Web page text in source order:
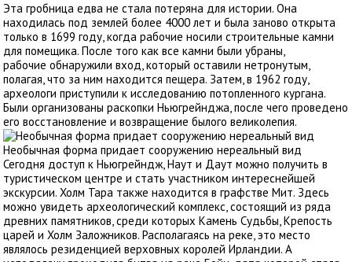
Эта гробница едва не стала потеряна для истории. Она
находилась под землей более 4000 лет и была заново открыта
только в 1699 году, когда рабочие носили строительные камни
для помещика. После того как все камни были убраны,
рабочие обнаружили вход, который оставили нетронутым,
полагая, что за ним находится пещера. Затем, в 1962 году,
археологи приступили к исследованию потопленного кургана.
Были организованы раскопки Ньюгрейнджа, после чего проведено
его восстановление и возвращение былого великолепия.
Необычная форма придает сооружению нереальный вид
Сегодня доступ к Ньюгрейндж, Наут и Даут можно получить в
туристическом центре и стать участником интереснейшей
экскурсии. Холм Тара также находится в графстве Мит. Здесь
можно увидеть археологический комплекс, состоящий из ряда
древних памятников, среди которых Камень Судьбы, Крепость
царей и Холм Заложников. Располагаясь на реке, это место
являлось резиденцией верховных королей Ирландии. А